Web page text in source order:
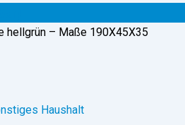
hellgrün – Maße 190X45X35
Haushalt